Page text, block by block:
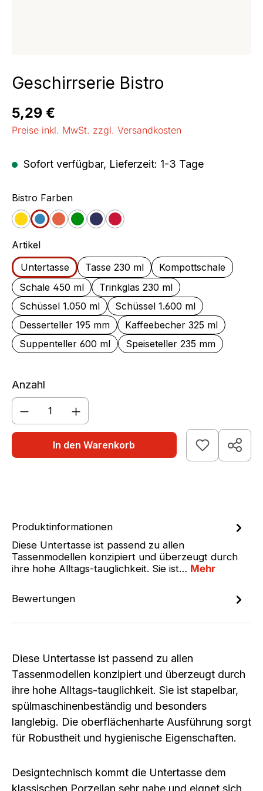
Geschirrserie Bistro
Regulärer Preis:
5,29 €
Preise inkl. MwSt. zzgl. Versandkosten
Sofort verfügbar, Lieferzeit: 1-3 Tage
Bistro Farbenauswählen
GelbBlauOrange
GrünJeansCherry
Artikelauswählen
Untertasse
Tasse 230 ml
Kompottschale
Schale 450 ml
Trinkglas 230 ml
Schüssel 1.050 ml
Schüssel 1.600 ml
Desserteller 195 mm
Kaffeebecher 325 ml
Suppenteller 600 ml
Speiseteller 235 mm
Anzahl
Produkt Anzahl: Gib den gewünschten
In den Warenkorb
Produktinformationen
Diese Untertasse ist passend zu allen
Tassenmodellen konzipiert und überzeugt durch
ihre hohe Alltags-tauglichkeit. Sie ist… Mehr
Bewertungen
Diese Untertasse ist passend zu allen
Tassenmodellen konzipiert und überzeugt durch
ihre hohe Alltags-tauglichkeit. Sie ist stapelbar,
spülmaschinenbeständig und besonders
langlebig. Die oberflächenharte Ausführung sorgt
für Robustheit und hygienische Eigenschaften.
Designtechnisch kommt die Untertasse dem
klassischen Porzellan sehr nahe und eignet sich